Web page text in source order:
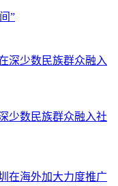
”
少数民族群众融入社